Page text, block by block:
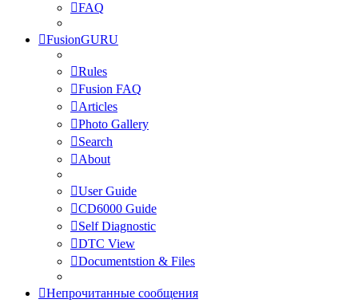
FAQ
FusionGURU
Rules
Fusion FAQ
Articles
Photo Gallery
Search
About
User Guide
CD6000 Guide
Self Diagnostic
DTC View
Documentstion & Files
Непрочитанные сообщения